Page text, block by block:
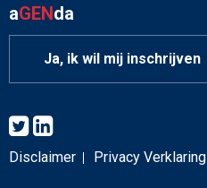
aGENda
Ja, ik wil mij inschrijven
Disclaimer Privacy Verklaring